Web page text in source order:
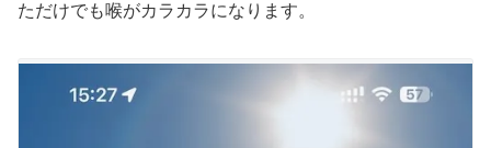
ただけでも喉がカラカラになります。